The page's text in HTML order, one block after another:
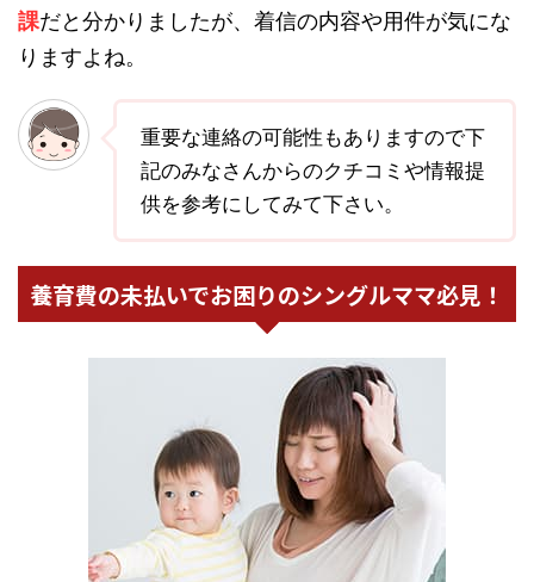
課だと分かりましたが、着信の内容や用件が気にな
りますよね。
重要な連絡の可能性もありますので下
記のみなさんからのクチコミや情報提
供を参考にしてみて下さい。
養育費の未払いでお困りのシングルママ必見！